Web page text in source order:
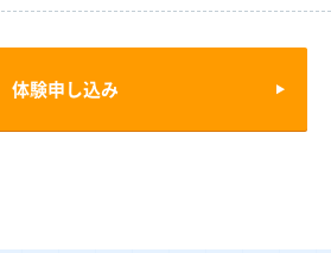
体験申し込み